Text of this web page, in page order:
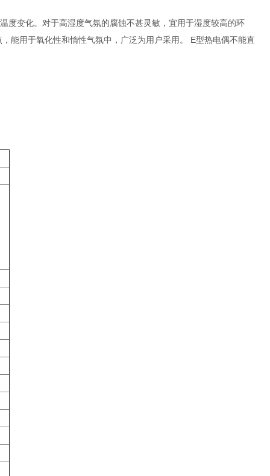
变化。对于高湿度气氛的腐蚀不甚灵敏，宜用于湿度较高的环
能用于氧化性和惰性气氛中，广泛为用户采用。 E型热电偶不能直